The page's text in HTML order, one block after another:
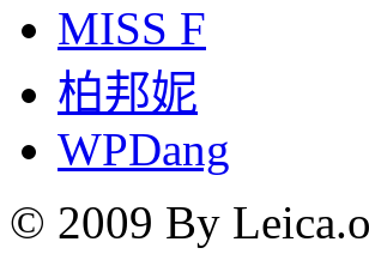
MISS F
柏邦妮
WPDang
© 2009 By